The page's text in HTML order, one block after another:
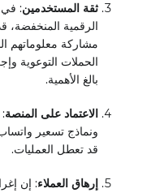
ثقة المستخدمين: في
الرقمية المنخفضة،
مشاركة معلوماتهم
الحملات التوعوية
بالغ الأهمية.
الاعتماد على المنصة
ونماذج تسعير
قد تعطل العمليات.
إرهاق العملاء: إن